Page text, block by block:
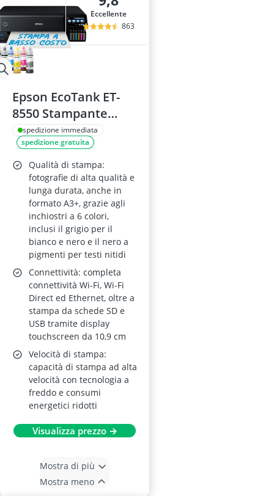
Eccellente
863
Epson EcoTank ET-
8550 Stampante
Fotografica A3+
spedizione immediata
spedizione gratuita
Qualità di stampa:
fotografie di alta qualità e
lunga durata, anche in
formato A3+, grazie agli
inchiostri a 6 colori,
inclusi il grigio per il
bianco e nero e il nero a
pigmenti per testi nitidi
Connettività: completa
connettività Wi-Fi, Wi-Fi
Direct ed Ethernet, oltre a
stampa da schede SD e
USB tramite display
touchscreen da 10,9 cm
Velocità di stampa:
capacità di stampa ad alta
velocità con tecnologia a
freddo e consumi
energetici ridotti
Visualizza prezzo →
Mostra di più
Mostra meno